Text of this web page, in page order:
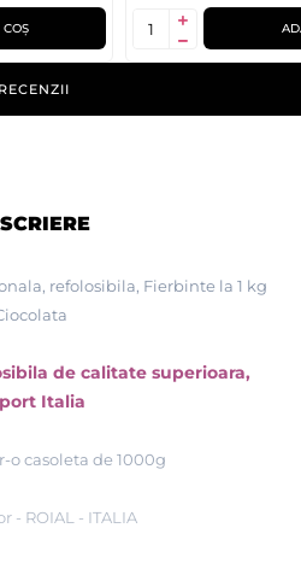
RECENZII
refolosibila, Fierbinte la 1 kg
de calitate superioara,
Italia
o casoleta de 1000g
- ROIAL - ITALIA